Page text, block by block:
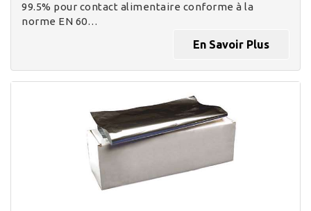
99.5% pour contact alimentaire conforme à la
norme EN 60…
En Savoir Plus